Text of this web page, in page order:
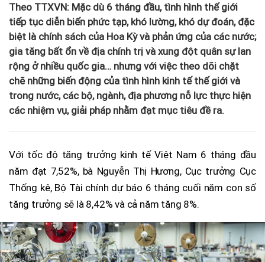
Theo TTXVN: Mặc dù 6 tháng đầu, tình hình thế giới
tiếp tục diễn biến phức tạp, khó lường, khó dự đoán, đặc
biệt là chính sách của Hoa Kỳ và phản ứng của các nước;
gia tăng bất ổn về địa chính trị và xung đột quân sự lan
rộng ở nhiều quốc gia… nhưng với việc theo dõi chặt
chẽ những biến động của tình hình kinh tế thế giới và
trong nước, các bộ, ngành, địa phương nỗ lực thực hiện
các nhiệm vụ, giải pháp nhằm đạt mục tiêu đề ra.
Với tốc độ tăng trưởng kinh tế Việt Nam 6 tháng đầu
năm đạt 7,52%, bà Nguyễn Thị Hương, Cục trưởng Cục
Thống kê, Bộ Tài chính dự báo 6 tháng cuối năm con số
tăng trưởng sẽ là 8,42% và cả năm tăng 8%.